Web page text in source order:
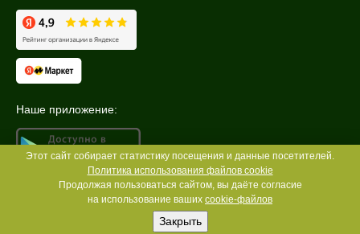
Наше приложение:
Этот сайт собирает статистику посещения и данные посетителей.
Политика использования файлов cookie
Продолжая пользоваться сайтом, вы даёте согласие
на использование ваших cookie-файлов
Закрыть